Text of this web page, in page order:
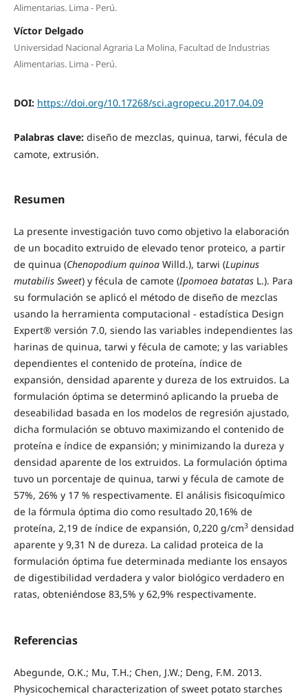
Alimentarias. Lima - Perú.
Víctor Delgado
Universidad Nacional Agraria La Molina, Facultad de Industrias
Alimentarias. Lima - Perú.
DOI: https://doi.org/10.17268/sci.agropecu.2017.04.09
Palabras clave: diseño de mezclas, quinua, tarwi, fécula de
camote, extrusión.
Resumen
La presente investigación tuvo como objetivo la elaboración
de un bocadito extruido de elevado tenor proteico, a partir
de quinua (Chenopodium quinoa Willd.), tarwi (Lupinus
mutabilis Sweet) y fécula de camote (Ipomoea batatas L.). Para
su formulación se aplicó el método de diseño de mezclas
usando la herramienta computacional - estadística Design
Expert® versión 7.0, siendo las variables independientes las
harinas de quinua, tarwi y fécula de camote; y las variables
dependientes el contenido de proteína, índice de
expansión, densidad aparente y dureza de los extruidos. La
formulación óptima se determinó aplicando la prueba de
deseabilidad basada en los modelos de regresión ajustado,
dicha formulación se obtuvo maximizando el contenido de
proteína e índice de expansión; y minimizando la dureza y
densidad aparente de los extruidos. La formulación óptima
tuvo un porcentaje de quinua, tarwi y fécula de camote de
57%, 26% y 17 % respectivamente. El análisis fisicoquímico
de la fórmula óptima dio como resultado 20,16% de
proteína, 2,19 de índice de expansión, 0,220 g/cm3densidad
aparente y 9,31 N de dureza. La calidad proteica de la
formulación óptima fue determinada mediante los ensayos
de digestibilidad verdadera y valor biológico verdadero en
ratas, obteniéndose 83,5% y 62,9% respectivamente.
Referencias
Abegunde, O.K.; Mu, T.H.; Chen, J.W.; Deng, F.M. 2013.
Physicochemical characterization of sweet potato starches